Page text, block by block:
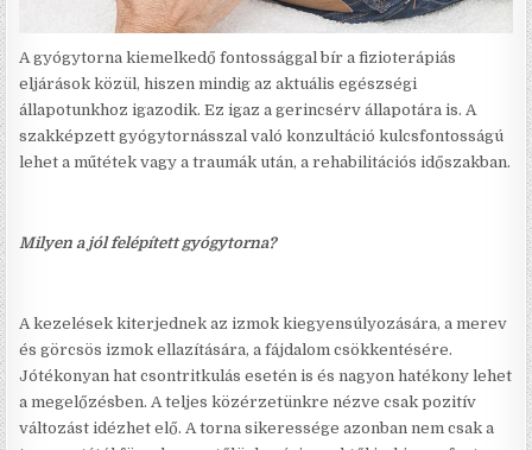
A gyógytorna kiemelkedő fontossággal bír a fizioterápiás
eljárások közül, hiszen mindig az aktuális egészségi
állapotunkhoz igazodik. Ez igaz a gerincsérv állapotára is. A
szakképzett gyógytornásszal való konzultáció kulcsfontosságú
lehet a műtétek vagy a traumák után, a rehabilitációs időszakban.
Milyen a jól felépített gyógytorna?
A kezelések kiterjednek az izmok kiegyensúlyozására, a merev
és görcsös izmok ellazítására, a fájdalom csökkentésére.
Jótékonyan hat csontritkulás esetén is és nagyon hatékony lehet
a megelőzésben. A teljes közérzetünkre nézve csak pozitív
változást idézhet elő. A torna sikeressége azonban nem csak a